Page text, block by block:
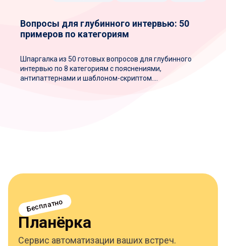
Вопросы для глубинного интервью: 50
примеров по категориям
Шпаргалка из 50 готовых вопросов для глубинного
интервью по 8 категориям с пояснениями,
антипаттернами и шаблоном-скриптом....
Бесплатно
Планёрка
Сервис автоматизации ваших встреч.